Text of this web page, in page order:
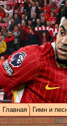
Главная Гимн и